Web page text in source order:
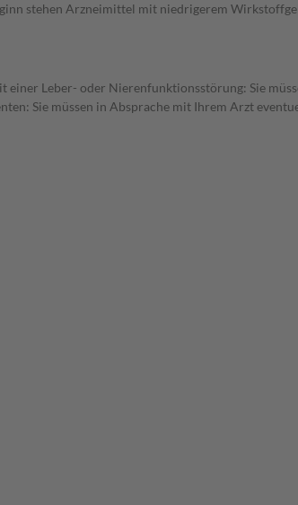
stehen Arzneimittel mit niedrigerem
Leber- oder Nierenfunktionsstörung: Sie
Sie müssen in Absprache mit Ihrem Arzt